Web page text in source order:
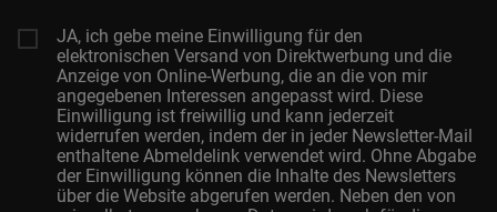
JA, ich gebe meine Einwilligung für den
elektronischen Versand von Direktwerbung und die
Anzeige von Online-Werbung, die an die von mir
angegebenen Interessen angepasst wird. Diese
Einwilligung ist freiwillig und kann jederzeit
widerrufen werden, indem der in jeder Newsletter-Mail
enthaltene Abmeldelink verwendet wird. Ohne Abgabe
der Einwilligung können die Inhalte des Newsletters
über die Website abgerufen werden. Neben den von